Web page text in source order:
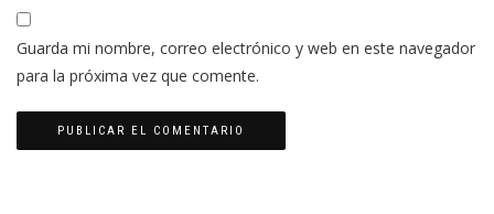
Guarda mi nombre, correo electrónico y web en este navegador
para la próxima vez que comente.